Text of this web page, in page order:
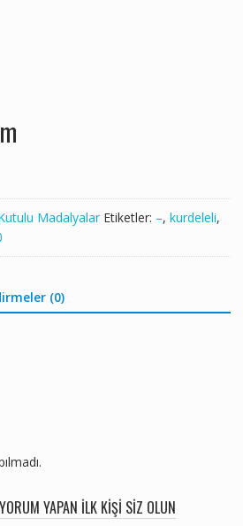
Madalyalar Etiketler: –, kurdeleli,
(0)
YAPAN ILK KIŞI SIZ OLUN